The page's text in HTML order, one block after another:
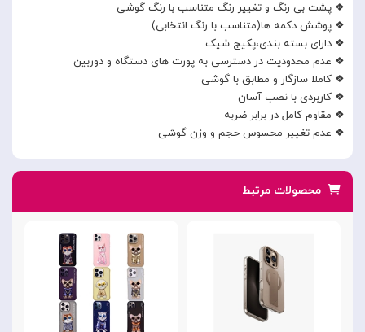
❖ پشت بی رنگ و تغییر رنگ متناسب با رنگ گوشی
❖ پوشش دکمه ها(متناسب با رنگ انتخابی)
❖ دارای بسته بندی،پکیج شیک
❖ عدم محدودیت در دسترسی به پورت های دستگاه و دوربین
❖ کاملا سازگار و مطابق با گوشی
❖ کاربردی با نصب آسان
❖ مقاوم کامل در برابر ضربه
❖ عدم تغییر محسوس حجم و وزن گوشی
محصولات مرتبط